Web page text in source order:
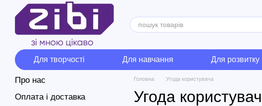
Перейти до основного контенту
Для творчості Для навчання Для розвитку
Головна Угода користувача
Угода
Про нас
Оплата і доставка